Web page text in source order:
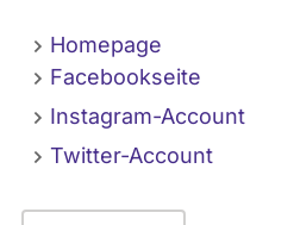
Homepage
Facebookseite
Instagram-Account
Twitter-Account